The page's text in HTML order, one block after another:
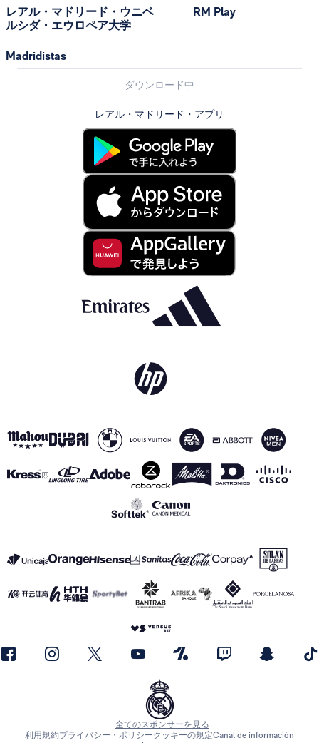
レアル・マドリード・ウニベ
ルシダ・エウロペア大学
Madridistas
RM Play
ダウンロード中
レアル・マドリード・アプリ
全てのスポンサーを見る
利用規約プライバシー・ポリシークッキーの規定Canal de información